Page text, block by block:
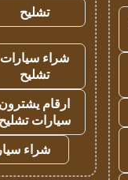
تشليح
شراء سيارات
تشليح
ارقام يشترون
سيارات تشليح
شراء